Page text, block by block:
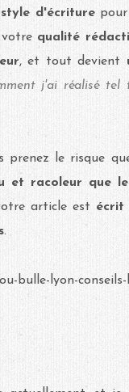
d'écriture
qualité
, et tout devient
j'ai réalisé tel
le risque
et racoleur que
article est écrit
.